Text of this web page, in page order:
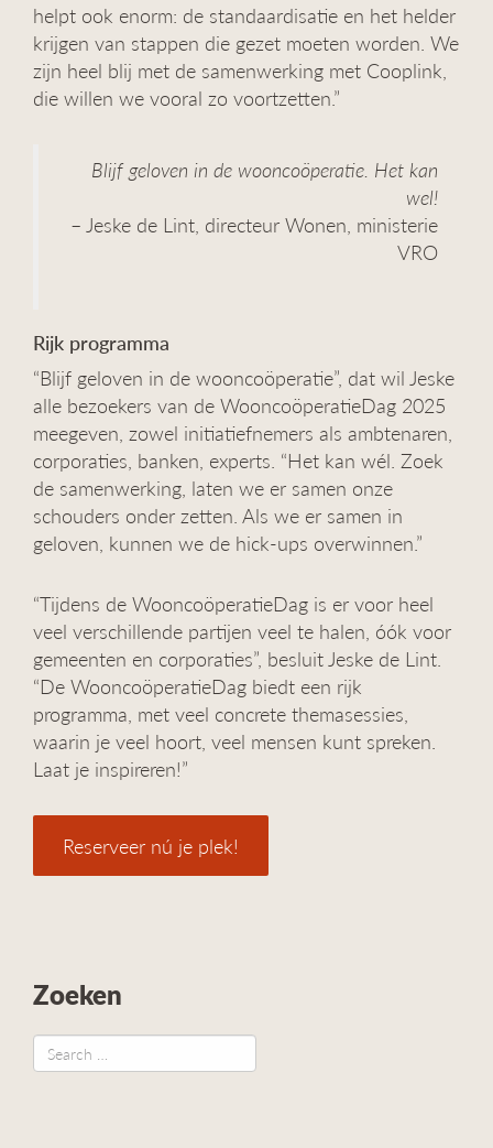
helpt ook enorm: de standaardisatie en het helder
krijgen van stappen die gezet moeten worden. We
zijn heel blij met de samenwerking met Cooplink,
die willen we vooral zo voortzetten.”
Blijf geloven in de wooncoöperatie. Het kan
wel!
– Jeske de Lint, directeur Wonen, ministerie
VRO
Rijk programma
“Blijf geloven in de wooncoöperatie”, dat wil Jeske
alle bezoekers van de WooncoöperatieDag 2025
meegeven, zowel initiatiefnemers als ambtenaren,
corporaties, banken, experts. “Het kan wél. Zoek
de samenwerking, laten we er samen onze
schouders onder zetten. Als we er samen in
geloven, kunnen we de hick-ups overwinnen.”
“Tijdens de WooncoöperatieDag is er voor heel
veel verschillende partijen veel te halen, óók voor
gemeenten en corporaties”, besluit Jeske de Lint.
“De WooncoöperatieDag biedt een rijk
programma, met veel concrete themasessies,
waarin je veel hoort, veel mensen kunt spreken.
Laat je inspireren!”
Reserveer nú je plek!
Zoeken